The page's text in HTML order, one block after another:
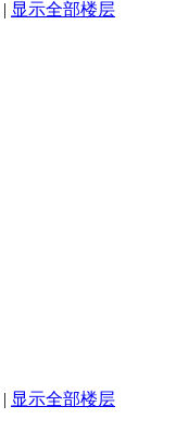
| 显示全部楼层
| 显示全部楼层